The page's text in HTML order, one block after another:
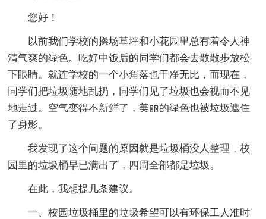
您好！
以前我们学校的操场草坪和小花园里总有着令人神
清气爽的绿色。吃好中饭后的同学们都会去散散步放松
下眼睛。就连学校的一个小角落也干净无比，而现在，
同学们把垃圾随地乱扔，同学们见了垃圾也会视而不见
地走过。空气变得不新鲜了，美丽的绿色也被垃圾遮住
了身影。
我发现了这个问题的原因就是垃圾桶没人整理，校
园里的垃圾桶早已满出了，四周全部都是垃圾。
在此，我想提几条建议。
一、校园垃圾桶里的垃圾希望可以有环保工人准时